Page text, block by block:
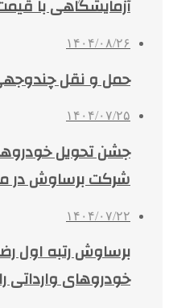
آزمایشگاهی با
۱۴۰۴/۰۸/۲۶
حمل و نقل
۱۴۰۴/۰۷/۲۵
جشن تحویل
شرکت برساوش در
۱۴۰۴/۰۷/۲۲
برساوش رتبه اول
خودروهای